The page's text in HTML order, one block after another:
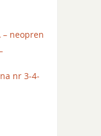
– neopren
nr 3-4-